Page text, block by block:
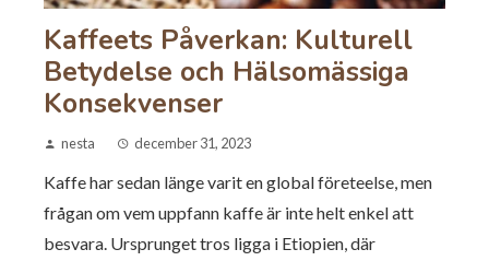
Kaffeets Påverkan: Kulturell
Betydelse och Hälsomässiga
Konsekvenser
nesta december 31, 2023
Kaffe har sedan länge varit en global företeelse, men
frågan om vem uppfann kaffe är inte helt enkel att
besvara. Ursprunget tros ligga i Etiopien, där